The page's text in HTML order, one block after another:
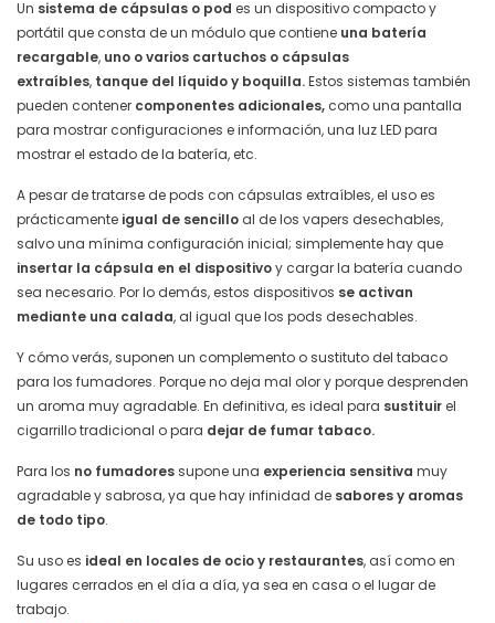
Un sistema de cápsulas o pod es un dispositivo compacto y
portátil que consta de un módulo que contiene una batería
recargable, uno o varios cartuchos o cápsulas
extraíbles, tanque del líquido y boquilla.Estos sistemas también
pueden contener componentes adicionales, como una pantalla
para mostrar configuraciones e información, una luz LED para
mostrar el estado de la batería, etc.
A pesar de tratarse de pods con cápsulas extraíbles, el uso es
prácticamente igual de sencillo al de los vapers desechables,
salvo una mínima configuración inicial; simplemente hay que
insertar la cápsula en el dispositivoy cargar la batería cuando
sea necesario. Por lo demás, estos dispositivos se activan
mediante una calada, al igual que los pods desechables.
Y cómo verás, suponen un complemento o sustituto del tabaco
para los fumadores. Porque no deja mal olor y porque desprenden
un aroma muy agradable. En definitiva, es ideal para sustituir el
cigarrillo tradicional o para dejar de fumar tabaco.
Para los no fumadoressupone una experiencia sensitiva muy
agradable y sabrosa, ya que hay infinidad de sabores y aromas
de todo tipo.
Su uso es ideal en locales de ocio y restaurantes, así como en
lugares cerrados en el día a día, ya sea en casa o el lugar de
trabajo.